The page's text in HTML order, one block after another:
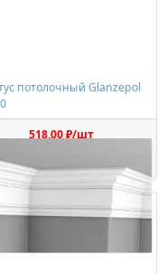
потолочный Glanzepol
518,00 ₽/шт